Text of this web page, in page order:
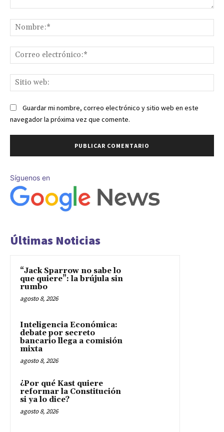
Guardar mi nombre, correo electrónico y sitio web en este
navegador la próxima vez que comente.
Síguenos en
Últimas Noticias
“Jack Sparrow no sabe lo
que quiere”: la brújula sin
rumbo
agosto 8, 2026
Inteligencia Económica:
debate por secreto
bancario llega a comisión
mixta
agosto 8, 2026
¿Por qué Kast quiere
reformar la Constitución
si ya lo dice?
agosto 8, 2026